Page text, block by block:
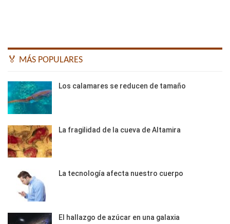
🏅 MÁS POPULARES
Los calamares se reducen de tamaño
La fragilidad de la cueva de Altamira
La tecnología afecta nuestro cuerpo
El hallazgo de azúcar en una galaxia